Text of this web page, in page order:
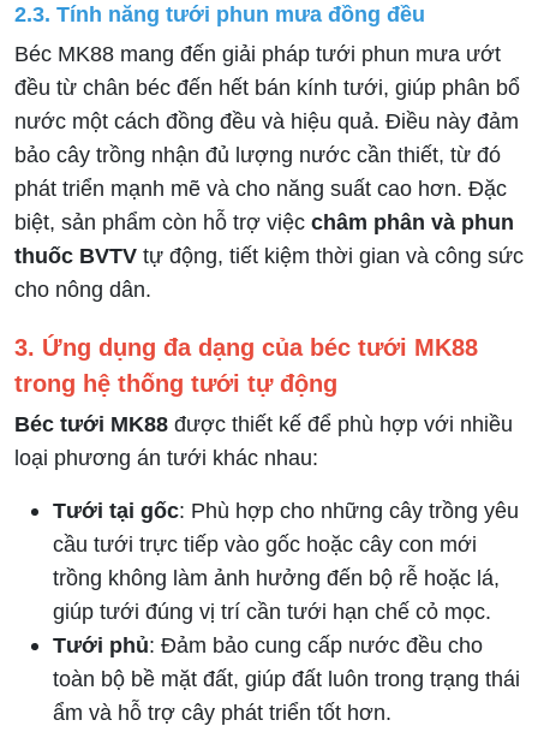
2.3. Tính năng tưới phun mưa đồng đều
Béc MK88 mang đến giải pháp tưới phun mưa ướt
đều từ chân béc đến hết bán kính tưới, giúp phân bổ
nước một cách đồng đều và hiệu quả. Điều này đảm
bảo cây trồng nhận đủ lượng nước cần thiết, từ đó
phát triển mạnh mẽ và cho năng suất cao hơn. Đặc
biệt, sản phẩm còn hỗ trợ việc châm phân và phun
thuốc BVTV tự động, tiết kiệm thời gian và công sức
cho nông dân.
3. Ứng dụng đa dạng của béc tưới MK88
trong hệ thống tưới tự động
Béc tưới MK88 được thiết kế để phù hợp với nhiều
loại phương án tưới khác nhau:
Tưới tại gốc: Phù hợp cho những cây trồng yêu
cầu tưới trực tiếp vào gốc hoặc cây con mới
trồng không làm ảnh hưởng đến bộ rễ hoặc lá,
giúp tưới đúng vị trí cần tưới hạn chế cỏ mọc.
Tưới phủ: Đảm bảo cung cấp nước đều cho
toàn bộ bề mặt đất, giúp đất luôn trong trạng thái
ẩm và hỗ trợ cây phát triển tốt hơn.